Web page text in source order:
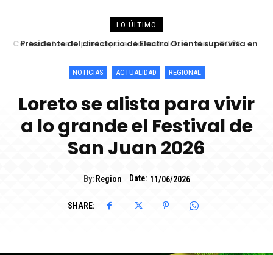
LO ÚLTIMO
Presidente del directorio de Electro Oriente supervisa en
servicio eléctrico
NOTICIAS ACTUALIDAD REGIONAL
Loreto se alista para vivir
a lo grande el Festival de
San Juan 2026
By: Region Date: 11/06/2026
SHARE: